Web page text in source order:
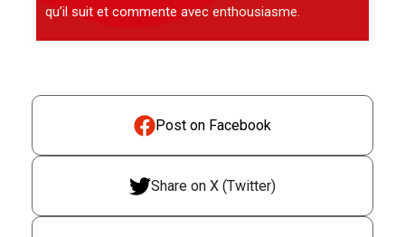
qu’il suit et commente avec enthousiasme.
Post on Facebook
Share on X (Twitter)